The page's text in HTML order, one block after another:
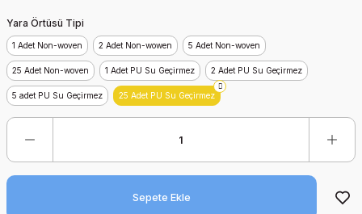
Yara Örtüsü Tipi
1 Adet Non-woven 2 Adet Non-wowen 5 Adet Non-woven
25 Adet Non-woven 1 Adet PU Su Geçirmez 2 Adet PU Su Geçirmez
5 adet PU Su Geçirmez 25 Adet PU Su Geçirmez
Sepete Ekle